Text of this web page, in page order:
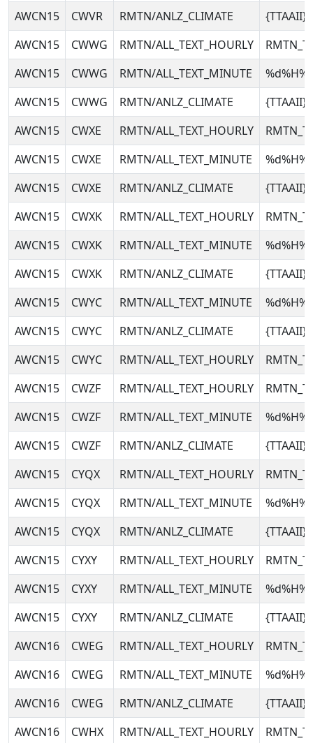
AWCN15 CWVR RMTN/ANLZ_CLIMATE
AWCN15
CWWG RMTN/ALL_TEXT_HOURLY
AWCN15
CWWG RMTN/ALL_TEXT_MINUTE
AWCN15
CWWG RMTN/ANLZ_CLIMATE
AWCN15
CWXE RMTN/ALL_TEXT_HOURLY
AWCN15
CWXE RMTN/ALL_TEXT_MINUTE
AWCN15
CWXE RMTN/ANLZ_CLIMATE
AWCN15
CWXK RMTN/ALL_TEXT_HOURLY
AWCN15
CWXK RMTN/ALL_TEXT_MINUTE
AWCN15
CWXK RMTN/ANLZ_CLIMATE
AWCN15
CWYC RMTN/ALL_TEXT_MINUTE
AWCN15
CWYC RMTN/ANLZ_CLIMATE
AWCN15
CWYC RMTN/ALL_TEXT_HOURLY
AWCN15
CWZF RMTN/ALL_TEXT_HOURLY
AWCN15
CWZF RMTN/ALL_TEXT_MINUTE
AWCN15
CWZF RMTN/ANLZ_CLIMATE
AWCN15
CYQX RMTN/ALL_TEXT_HOURLY
AWCN15
CYQX RMTN/ALL_TEXT_MINUTE
AWCN15
CYQX RMTN/ANLZ_CLIMATE
AWCN15
CYXY RMTN/ALL_TEXT_HOURLY
AWCN15
CYXY RMTN/ALL_TEXT_MINUTE
AWCN15
CYXY RMTN/ANLZ_CLIMATE
AWCN16
CWEG RMTN/ALL_TEXT_HOURLY
AWCN16
CWEG RMTN/ALL_TEXT_MINUTE
AWCN16
CWEG RMTN/ANLZ_CLIMATE
AWCN16
CWHX RMTN/ALL_TEXT_HOURLY